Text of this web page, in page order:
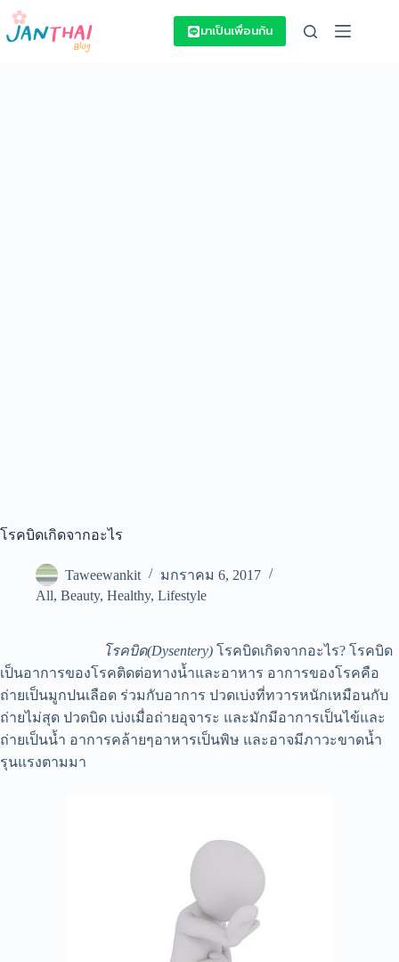
Skip
content
มาเป็นเพื่อนกัน
โรคบิดเกิดจากอะไร
Taweewankit
มกราคม 6, 2017
All, Beauty, Healthy, Lifestyle
โรคบิด(Dysentery) โรคบิดเกิดจากอะไร? โรคบิด
เป็นอาการของโรคติดต่อทางน้ำและอาหาร อาการของโรคคือ
ถ่ายเป็นมูกปนเลือด ร่วมกับอาการ ปวดเบ่งที่ทวารหนักเหมือนกับ
ถ่ายไม่สุด ปวดบิด เบ่งเมื่อถ่ายอุจาระ และมักมีอาการเป็นไข้และ
ถ่ายเป็นน้ำ อาการคล้ายๆอาหารเป็นพิษ และอาจมีภาวะขาดน้ำ
รุนแรงตามมา